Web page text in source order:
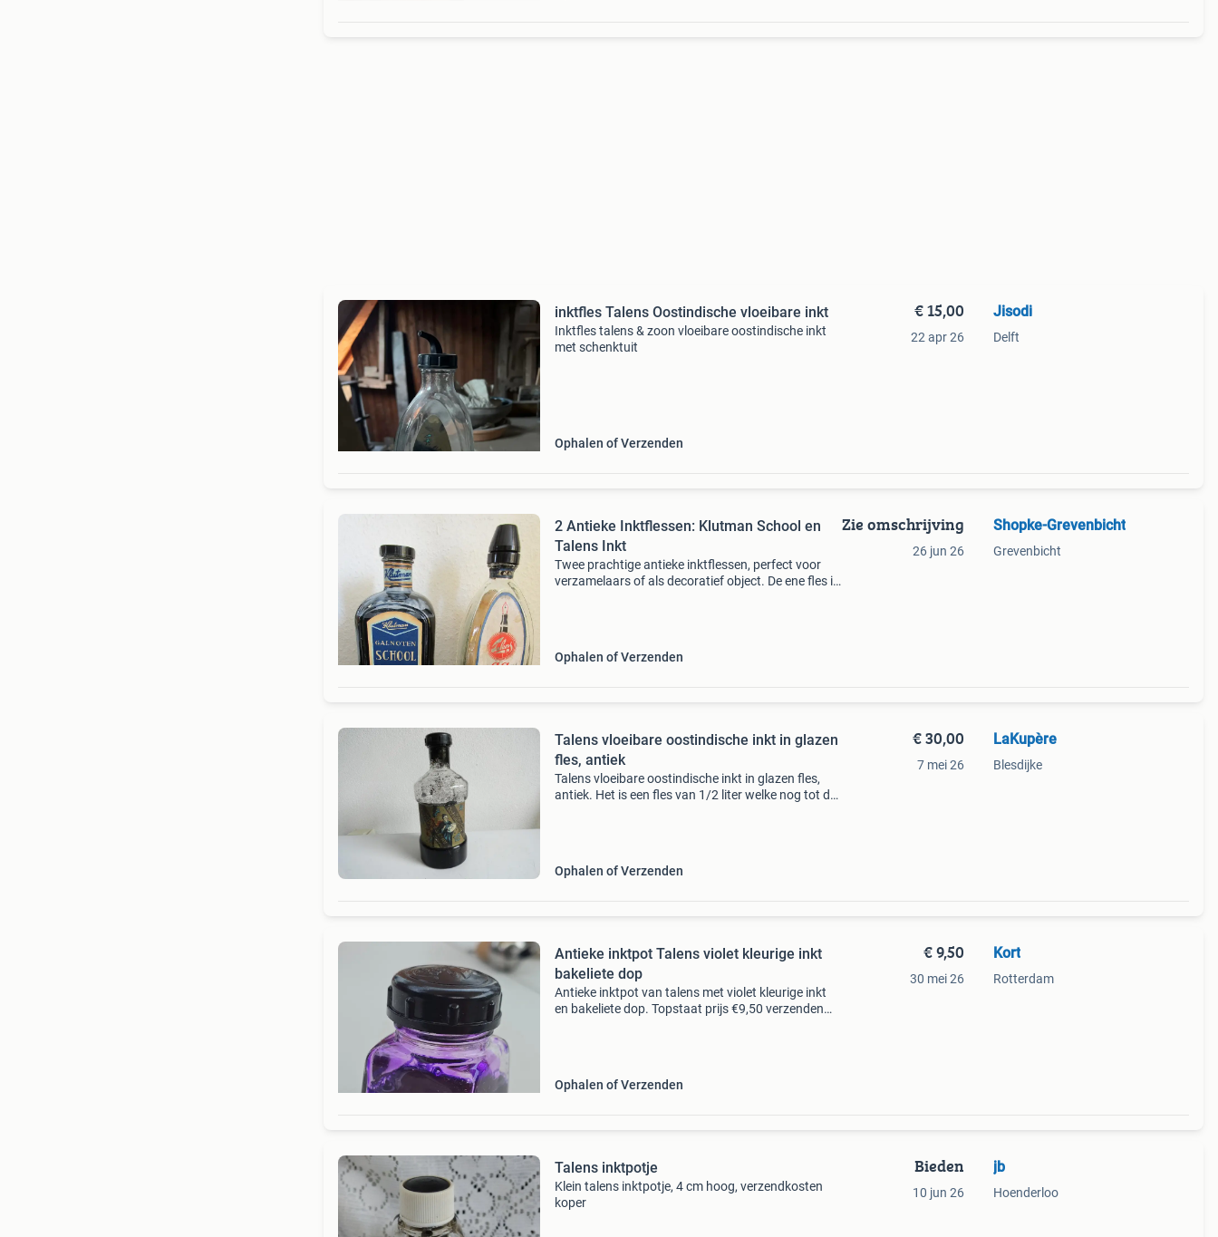
inktfles Talens Oostindische vloeibare inkt
Inktfles talens & zoon vloeibare oostindische inkt
met schenktuit
Ophalen of Verzenden
€ 15,00
22 apr 26
Jisodi
Delft
2 Antieke Inktflessen: Klutman School en
Talens Inkt
Twee prachtige antieke inktflessen, perfect voor
verzamelaars of als decoratief object. De ene fles is
Ophalen of Verzenden
Zie omschrijving
26 jun 26
Shopke-Grevenbicht
Grevenbicht
Talens vloeibare oostindische inkt in glazen
fles, antiek
Talens vloeibare oostindische inkt in glazen fles,
antiek. Het is een fles van 1/2 liter welke nog tot de
Ophalen of Verzenden
€ 30,00
7 mei 26
LaKupère
Blesdijke
Antieke inktpot Talens violet kleurige inkt
bakeliete dop
Antieke inktpot van talens met violet kleurige inkt
en bakeliete dop. Topstaat prijs €9,50 verzenden
Ophalen of Verzenden
€ 9,50
30 mei 26
Kort
Rotterdam
Talens inktpotje
Klein talens inktpotje, 4 cm hoog, verzendkosten
koper
Bieden
10 jun 26
jb
Hoenderloo